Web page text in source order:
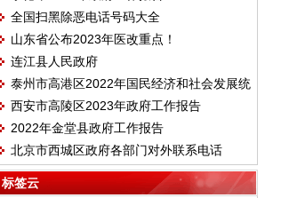
全国扫黑除恶电话号码大全
山东省公布2023年医改重点！
连江县人民政府
泰州市高港区2022年国民经济和社会发展统
计公报
西安市高陵区2023年政府工作报告
2022年金堂县政府工作报告
北京市西城区政府各部门对外联系电话
标签云